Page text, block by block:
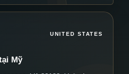
UNITED STATES
Mỹ